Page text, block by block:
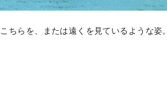
ちらを、または遠くを見ているような姿。